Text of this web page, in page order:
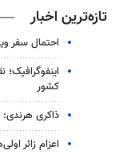
تازه‌ترین اخبار
احتمال سفر
کشور
ذاکری هرندی:
اعزام زائر